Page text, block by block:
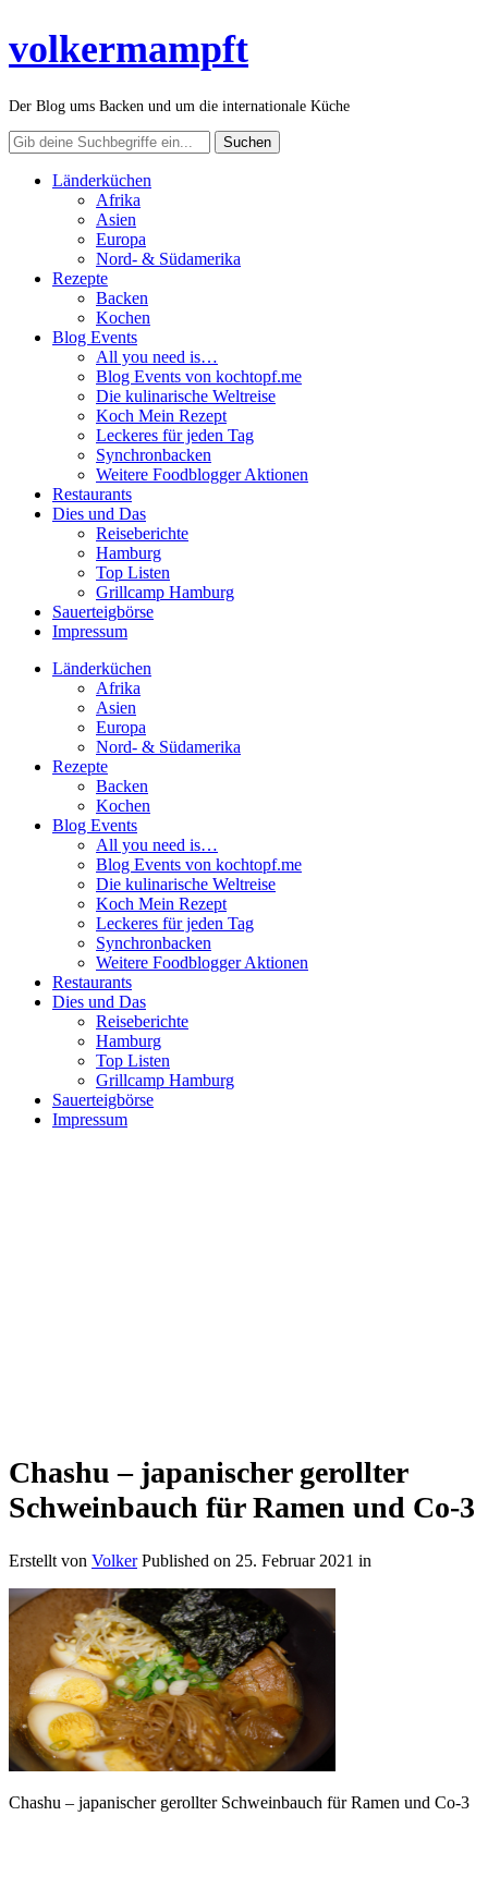
volkermampft
Der Blog ums Backen und um die internationale Küche
Länderküchen
Afrika
Asien
Europa
Nord- & Südamerika
Rezepte
Backen
Kochen
Blog Events
All you need is…
Blog Events von kochtopf.me
Die kulinarische Weltreise
Koch Mein Rezept
Leckeres für jeden Tag
Synchronbacken
Weitere Foodblogger Aktionen
Restaurants
Dies und Das
Reiseberichte
Hamburg
Top Listen
Grillcamp Hamburg
Sauerteigbörse
Impressum
Länderküchen
Afrika
Asien
Europa
Nord- & Südamerika
Rezepte
Backen
Kochen
Blog Events
All you need is…
Blog Events von kochtopf.me
Die kulinarische Weltreise
Koch Mein Rezept
Leckeres für jeden Tag
Synchronbacken
Weitere Foodblogger Aktionen
Restaurants
Dies und Das
Reiseberichte
Hamburg
Top Listen
Grillcamp Hamburg
Sauerteigbörse
Impressum
Chashu – japanischer gerollter
Schweinbauch für Ramen und Co-3
Erstellt von Volker Published on 25. Februar 2021 in
Chashu – japanischer gerollter Schweinbauch für Ramen und Co-3